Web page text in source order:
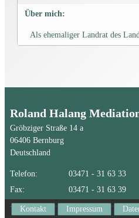
Über mich:
Als ehemaliger Landrat des
Roland Halang
Gröbziger Straße 14 a
06406 Bernburg
Deutschland
Telefon:
03471 - 31 63 33
Fax:
03471 - 31 63 39
Kontakt Impressum